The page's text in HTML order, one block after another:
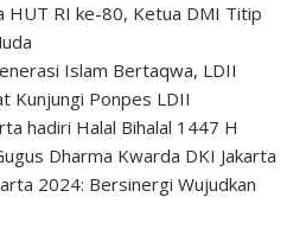
HUT RI ke-80, Ketua DMI Titip
Islam Bertaqwa, LDII
Kunjungi Ponpes LDII
hadiri Halal Bihalal 1447 H
Dharma Kwarda DKI Jakarta
2024: Bersinergi Wujudkan